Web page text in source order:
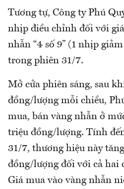
Tương tự, Công ty Phú
nhịp điều chỉnh đối với
nhẫn “4 số 9” (1 nhịp
trong phiên 31/7.
Mở cửa phiên sáng, sau
đồng/lượng mỗi chiều,
mua, bán vàng nhẫn ở
triệu đồng/lượng. Tính
31/7, thương hiệu này
đồng/lượng đối với cả hai
Giá mua vào vàng nhẫn